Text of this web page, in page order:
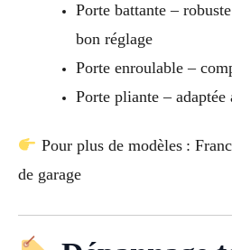
Porte battante –
bon réglage
Porte enroulable –
Porte pliante – adaptée
Pour plus de modèles :
de garage